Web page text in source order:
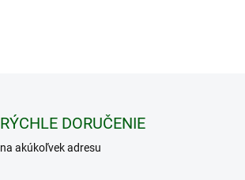
RÝCHLE DORUČENIE
na akúkoľvek adresu